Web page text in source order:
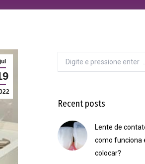
jul Search:
Recent posts
Lente de
como funciona
colocar?